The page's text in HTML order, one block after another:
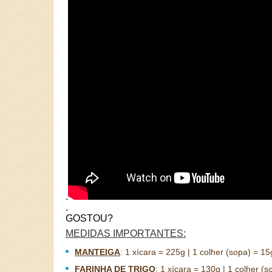
.
.
GOSTOU?
MEDIDAS IMPORTANTES:
MANTEIGA: 1 xícara = 225g | 1 colher (sopa) =
FARINHA DE TRIGO: 1 xícara = 130g | 1 colher